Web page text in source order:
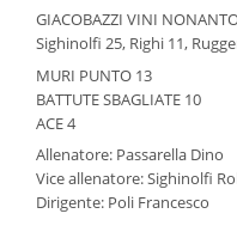
GIACOBAZZI VINI
Sighinolfi 25, Righi 11,
MURI PUNTO 13
BATTUTE SBAGLIATE 10
ACE 4
Allenatore: Passarella Dino
Vice allenatore: Sighinolfi
Dirigente: Poli Francesco